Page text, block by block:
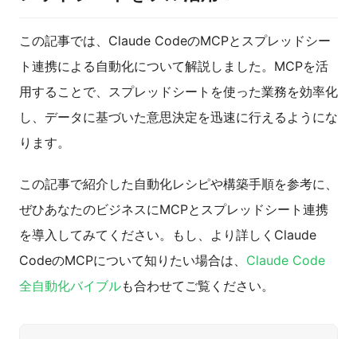
この記事では、Claude CodeのMCPとスプレッドシー
ト連携による自動化について解説しました。MCPを活
用することで、スプレッドシートを使った業務を効率化
し、データに基づいた意思決定を迅速に行えるようにな
ります。
この記事で紹介した自動化レシピや構築手順を参考に、
ぜひあなたのビジネスにMCPとスプレッドシート連携
を導入してみてください。もし、より詳しくClaude
CodeのMCPについて知りたい場合は、 Claude Code
全自動化バイブルも合わせてご覧ください。